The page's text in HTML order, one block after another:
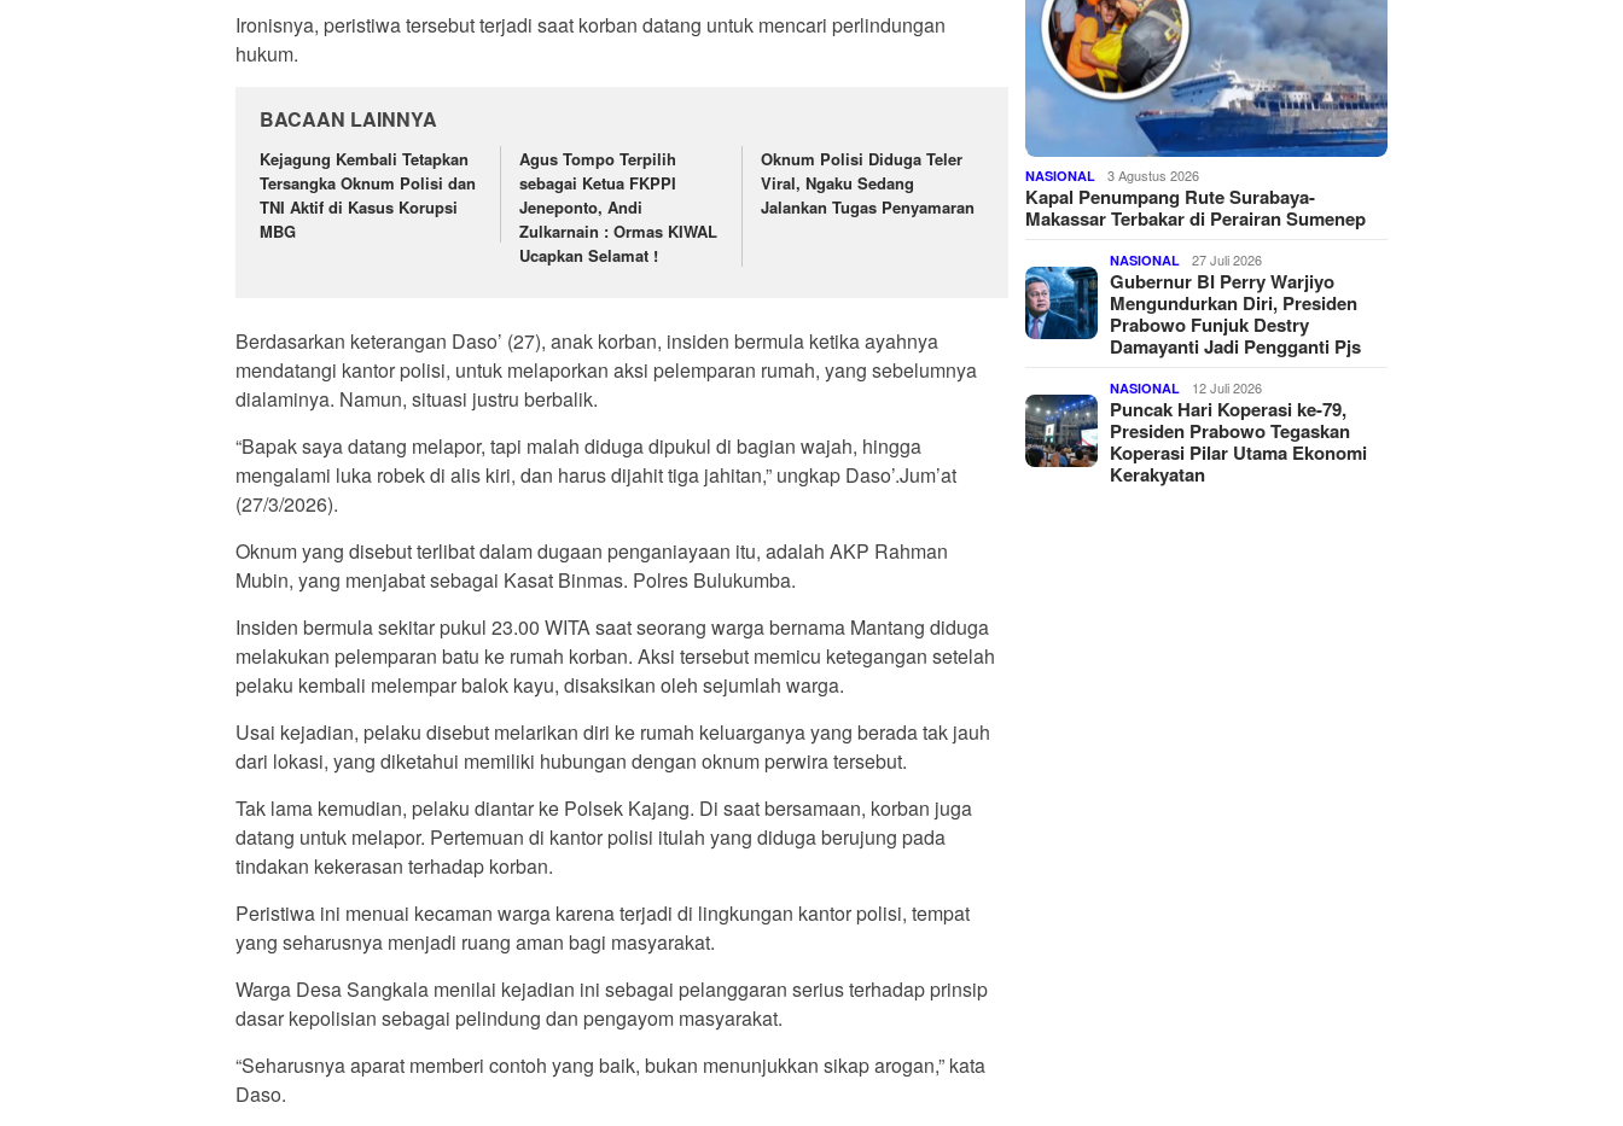
Ironisnya, peristiwa tersebut terjadi saat korban datang untuk mencari perlindungan
hukum.
BACAAN LAINNYA
Kejagung Kembali Tetapkan
Tersangka Oknum Polisi dan
TNI Aktif di Kasus Korupsi
MBG
Agus Tompo Terpilih
sebagai Ketua FKPPI
Jeneponto, Andi
Zulkarnain : Ormas KIWAL
Ucapkan Selamat !
Oknum Polisi Diduga Teler
Viral, Ngaku Sedang
Jalankan Tugas Penyamaran
Berdasarkan keterangan Daso’ (27), anak korban, insiden bermula ketika ayahnya
mendatangi kantor polisi, untuk melaporkan aksi pelemparan rumah, yang sebelumnya
dialaminya. Namun, situasi justru berbalik.
“Bapak saya datang melapor, tapi malah diduga dipukul di bagian wajah, hingga
mengalami luka robek di alis kiri, dan harus dijahit tiga jahitan,” ungkap Daso’.Jum’at
(27/3/2026).
Oknum yang disebut terlibat dalam dugaan penganiayaan itu, adalah AKP Rahman
Mubin, yang menjabat sebagai Kasat Binmas. Polres Bulukumba.
Insiden bermula sekitar pukul 23.00 WITA saat seorang warga bernama Mantang diduga
melakukan pelemparan batu ke rumah korban. Aksi tersebut memicu ketegangan setelah
pelaku kembali melempar balok kayu, disaksikan oleh sejumlah warga.
Usai kejadian, pelaku disebut melarikan diri ke rumah keluarganya yang berada tak jauh
dari lokasi, yang diketahui memiliki hubungan dengan oknum perwira tersebut.
Tak lama kemudian, pelaku diantar ke Polsek Kajang. Di saat bersamaan, korban juga
datang untuk melapor. Pertemuan di kantor polisi itulah yang diduga berujung pada
tindakan kekerasan terhadap korban.
Peristiwa ini menuai kecaman warga karena terjadi di lingkungan kantor polisi, tempat
yang seharusnya menjadi ruang aman bagi masyarakat.
Warga Desa Sangkala menilai kejadian ini sebagai pelanggaran serius terhadap prinsip
dasar kepolisian sebagai pelindung dan pengayom masyarakat.
“Seharusnya aparat memberi contoh yang baik, bukan menunjukkan sikap arogan,” kata
Daso.
NASIONAL 3 Agustus 2026
Kapal Penumpang Rute Surabaya-
Makassar Terbakar di Perairan Sumenep
NASIONAL 27 Juli 2026
Gubernur BI Perry Warjiyo
Mengundurkan Diri, Presiden
Prabowo Funjuk Destry
Damayanti Jadi Pengganti Pjs
NASIONAL 12 Juli 2026
Puncak Hari Koperasi ke-79,
Presiden Prabowo Tegaskan
Koperasi Pilar Utama Ekonomi
Kerakyatan